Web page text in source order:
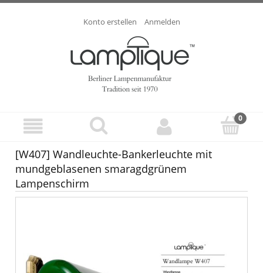
Konto erstellen Anmelden
[W407] Wandleuchte-Bankerleuchte mit
mundgeblasenen smaragdgrünem
Lampenschirm